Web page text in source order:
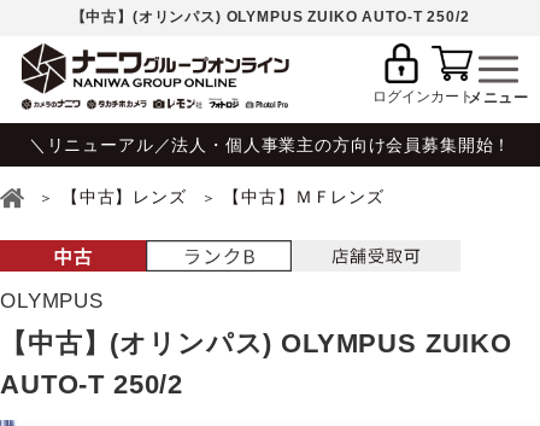
【中古】(オリンパス) OLYMPUS ZUIKO AUTO-T 250/2
ログインカート
＼リニューアル／法人・個人事業主の方向け会員募集開始！
【中古】レンズ 【中古】ＭＦレンズ
OLYMPUS
【中古】(オリンパス) OLYMPUS ZUIKO
AUTO-T 250/2